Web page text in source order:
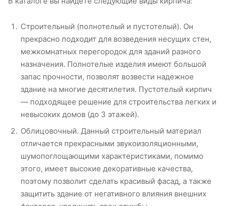
Строительный (полнотелый и пустотелый). Он
прекрасно подходит для возведения несущих стен,
межкомнатных перегородок для зданий разного
назначения. Полнотелые изделия имеют большой
запас прочности, позволят возвести надежное
здание на многие десятилетия. Пустотелый кирпич
— подходящее решение для строительства легких и
невысоких домов (до 3 этажей).
Облицовочный. Данный строительный материал
отличается прекрасными звукоизоляционными,
шумопоглощающими характеристиками, помимо
этого, имеет высокие декоративные качества,
поэтому позволит сделать красивый фасад, а также
защитить здание от негативного влияния внешних